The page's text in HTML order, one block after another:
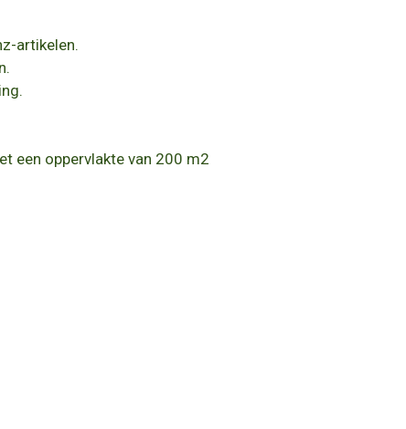
artikelen.
een oppervlakte van 200 m2